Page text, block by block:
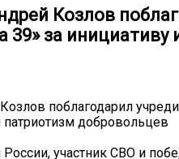
Козлов
39» за
поблагодарил
патриотизм добровольцев
участник СВО и